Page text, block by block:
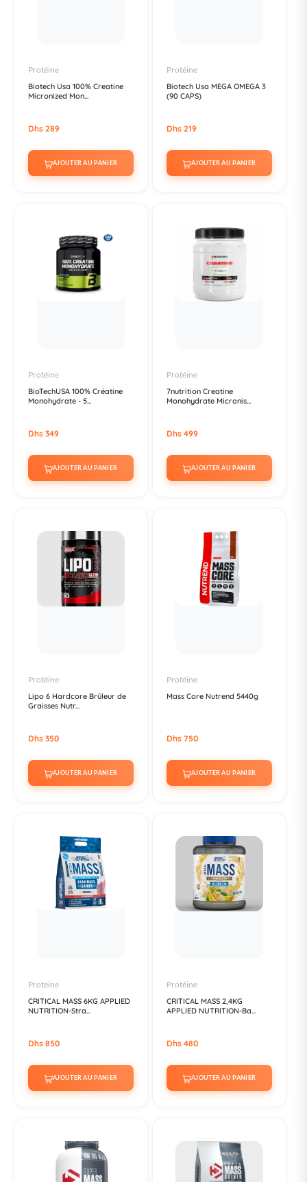
Protéine
Biotech Usa 100% Creatine
Micronized Mon...
Dhs 289
AJOUTER AU PANIER
Protéine
Biotech Usa MEGA OMEGA 3
(90 CAPS)
Dhs 219
AJOUTER AU PANIER
Protéine
BioTechUSA 100% Créatine
Monohydrate - 5...
Dhs 349
AJOUTER AU PANIER
Protéine
7nutrition Creatine
Monohydrate Micronis...
Dhs 499
AJOUTER AU PANIER
Protéine
Lipo 6 Hardcore Brûleur de
Graisses Nutr...
Dhs 350
AJOUTER AU PANIER
Protéine
Mass Core Nutrend 5440g
Dhs 750
AJOUTER AU PANIER
Protéine
CRITICAL MASS 6KG APPLIED
NUTRITION-Stra...
Dhs 850
AJOUTER AU PANIER
Protéine
CRITICAL MASS 2,4KG
APPLIED NUTRITION-Ba...
Dhs 480
AJOUTER AU PANIER